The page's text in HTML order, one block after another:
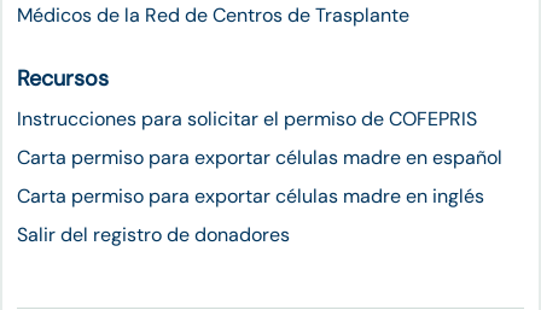
Médicos de la Red de Centros de Trasplante
Recursos
Instrucciones para solicitar el permiso de COFEPRIS
Carta permiso para exportar células madre en español
Carta permiso para exportar células madre en inglés
Salir del registro de donadores